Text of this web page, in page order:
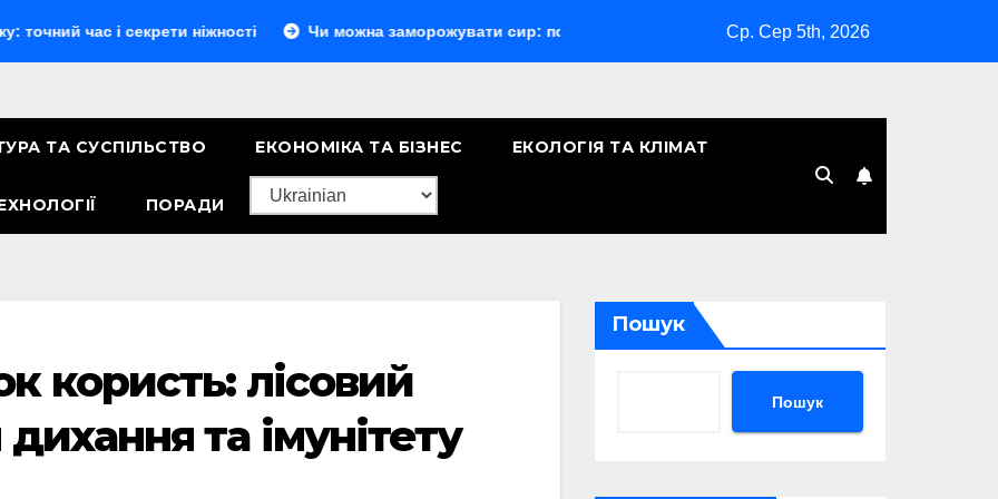
і секрети ніжності Чи можна заморожувати сир: повний гід з порадами Відпустка за сімейними
Ср. Сер 5th, 2026
ТА СУСПІЛЬСТВО ЕКОНОМІКА ТА БІЗНЕС ЕКОЛОГІЯ ТА КЛІМАТ
ПОРАДИ
користь: лісовий
та імунітету
Пошук
Пошук